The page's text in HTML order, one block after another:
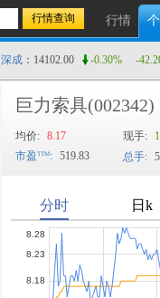
行情
深成 ：14102.00 -0.30% -
巨力索具(002342)
均价: 8.17 现手:
市盈
: 519.83 总手: